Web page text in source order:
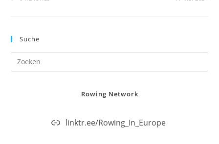
Suche
Rowing Network
linktr.ee/Rowing_In_Europe